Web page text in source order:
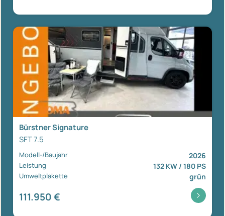
Bürstner Signature
SFT 7.5
Modell-/Baujahr 2026
Leistung 132 KW / 180 PS
Umweltplakette grün
111.950 €